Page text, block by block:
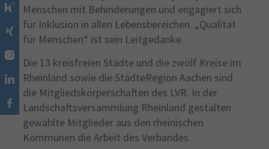
Menschen mit Behinderungen und engagiert sich
für Inklusion in allen Lebensbereichen. „Qualität
für Menschen“ ist sein Leitgedanke.
Die 13 kreisfreien Städte und die zwölf Kreise im
Rheinland sowie die StädteRegion Aachen sind
die Mitgliedskörperschaften des LVR. In der
Landschaftsversammlung Rheinland gestalten
gewählte Mitglieder aus den rheinischen
Kommunen die Arbeit des Verbandes.